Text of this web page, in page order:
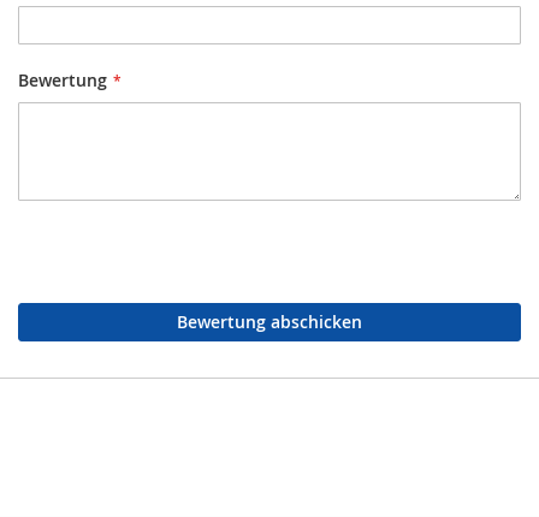
Bewertung
Bewertung abschicken